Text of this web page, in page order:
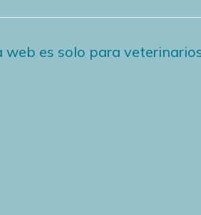
web es solo para